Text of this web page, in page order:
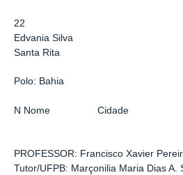
22
Edvania Silva
Santa Rita
Polo: Bahia
N Nome Cidade
PROFESSOR: Francisco Xavier
Tutor/UFPB: Marçonilia Maria Dias